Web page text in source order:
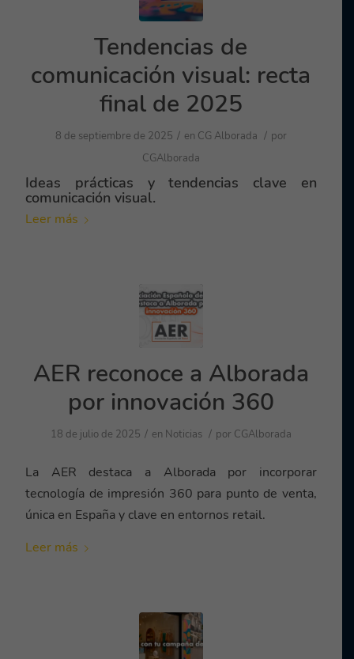
Tendencias de
comunicación visual: recta
final de 2025
8 de septiembre de 2025 / en CG Alborada / por
CGAlborada
Ideas prácticas y tendencias clave en
comunicación visual.
Leer más
AER reconoce a Alborada
por innovación 360
18 de julio de 2025 / en Noticias / por CGAlborada
La AER destaca a Alborada por incorporar
tecnología de impresión 360 para punto de venta,
única en España y clave en entornos retail.
Leer más